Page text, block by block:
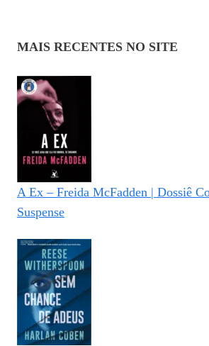
MAIS RECENTES NO SITE
A Ex – Freida McFadden | Dossiê
Suspense